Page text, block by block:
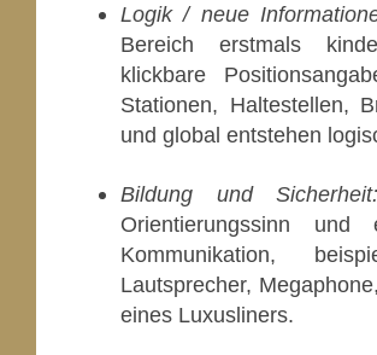
Logik / neue
Bereich erstmals
klickbare
Stationen, Haltestellen,
und global entstehen
Bildung und Sicherheit:
Orientierungssinn und
Kommunikation,
Lautsprecher,
eines Luxusliners.